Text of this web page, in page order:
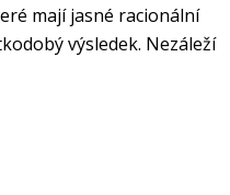
mají jasné racionální
výsledek. Nezáleží